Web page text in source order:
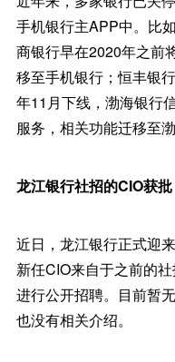
手机银行主APP中。比
商银行早在2020年之前
移至手机银行；恒丰银
年11月下线，渤海银行
服务，相关功能迁移至
龙江银行社招的CIO获批
近日，龙江银行正式迎
新任CIO来自于之前的
进行公开招聘。目前暂
也没有相关介绍。